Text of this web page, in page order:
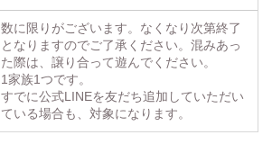
数に限りがございます。なくなり次第終了
となりますのでご了承ください。混みあっ
た際は、譲り合って遊んでください。
1家族1つです。
すでに公式LINEを友だち追加していただい
ている場合も、対象になります。